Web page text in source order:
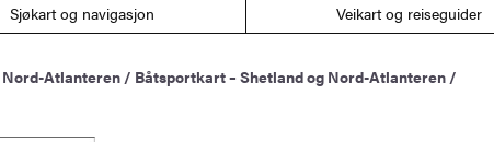
Sjøkart og navigasjon Veikart og reiseguider
Nord-Atlanteren / Båtsportkart – Shetland og Nord-Atlanteren /